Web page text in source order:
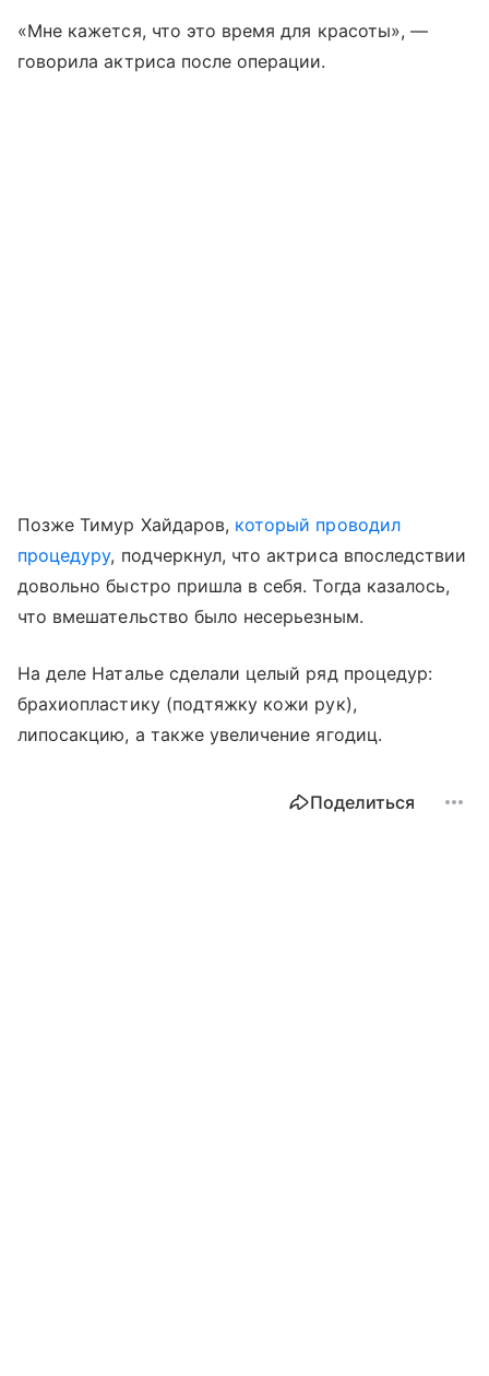
«Мне кажется, что это время для красоты», —
говорила актриса после операции.
Позже Тимур Хайдаров, который проводил
процедуру, подчеркнул, что актриса впоследствии
довольно быстро пришла в себя. Тогда казалось,
что вмешательство было несерьезным.
На деле Наталье сделали целый ряд процедур:
брахиопластику (подтяжку кожи рук),
липосакцию, а также увеличение ягодиц.
Поделиться